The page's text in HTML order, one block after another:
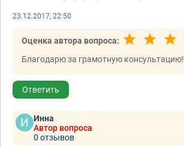
23.12.2017, 22:50
Оценка автора вопроса:
Благодарю за грамотную консультацию!
Ответить
Инна
Автор вопроса
0 отзывов